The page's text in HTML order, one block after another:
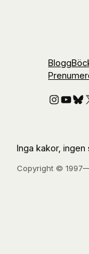
Blogg
Inga kakor, ingen
Copyright ©